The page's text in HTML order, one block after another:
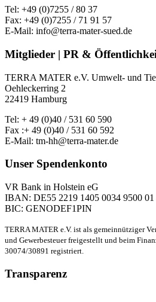
Tel: +49 (0)7255 / 80 37
Fax: +49 (0)7255 / 71 91 57
E-Mail: info@terra-mater-sued.de
Mitglieder | PR &
TERRA MATER e.V. Umwelt- und
Oehleckerring 2
22419 Hamburg
Tel: + 49 (0)40 / 531 60 590
Fax :+ 49 (0)40 / 531 60 592
E-Mail: tm-hh@terra-mater.de
Unser Spendenkonto
VR Bank in Holstein eG
IBAN: DE55 2219 1405 0034 9500 01
BIC: GENODEF1PIN
TERRA MATER e.V. ist als gemeinnütziger
und Gewerbesteuer freigestellt und beim
30074/30891 registriert.
Transparenz